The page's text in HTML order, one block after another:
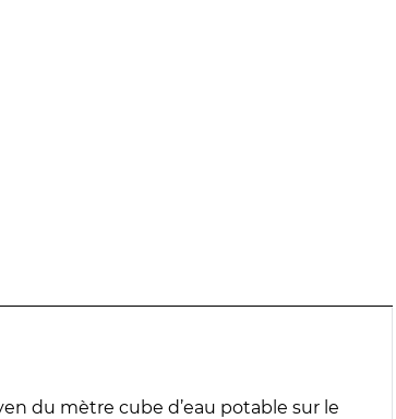
du mètre cube d’eau potable sur le